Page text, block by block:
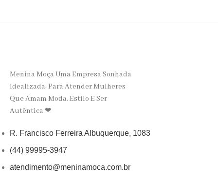
Menina Moça Uma Empresa Sonhada
Idealizada, Para Atender Mulheres
Que Amam Moda, Estilo E Ser
Autêntica ❤
R. Francisco Ferreira Albuquerque, 1083
(44) 99995-3947
atendimento@meninamoca.com.br